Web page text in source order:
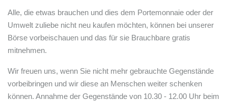
Alle, die etwas brauchen und dies dem Portemonnaie oder der
Umwelt zuliebe nicht neu kaufen möchten, können bei unserer
Börse vorbeischauen und das für sie Brauchbare gratis
mitnehmen.
Wir freuen uns, wenn Sie nicht mehr gebrauchte Gegenstände
vorbeibringen und wir diese an Menschen weiter schenken
können. Annahme der Gegenstände von 10.30 - 12.00 Uhr beim